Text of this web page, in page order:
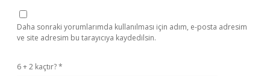
Daha sonraki yorumlarımda kullanılması için adım, e-posta adresim
ve site adresim bu tarayıcıya kaydedilsin.
6 + 2 kaçtır?*